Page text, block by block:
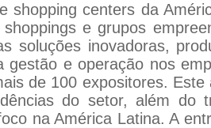
centers da
e grupos
soluções inovadoras,
e operação nos
de 100 expositores.
do setor, além do
na América Latina. A